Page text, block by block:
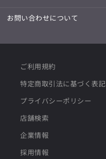
お問い合わせについて
ご利用規約
特定商取引法に基づく表記
プライバシーポリシー
店舗検索
企業情報
採用情報